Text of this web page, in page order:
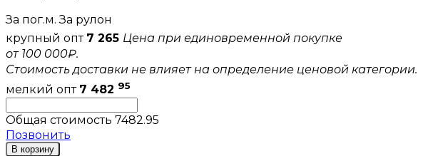
За пог.м. За рулон
крупный опт 7 265 Цена при единовременной покупке
от 100 000₽.
Стоимость доставки не влияет на определение ценовой категории.
мелкий опт 7 482 95
Общая стоимость 7482.95
Позвонить
В корзину